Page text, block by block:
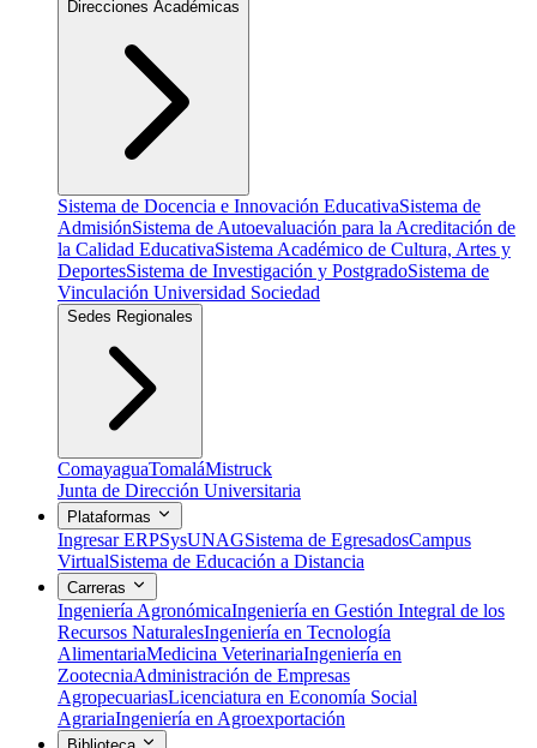
Direcciones Académicas
Sistema de Docencia e Innovación EducativaSistema de
AdmisiónSistema de Autoevaluación para la Acreditación de
la Calidad EducativaSistema Académico de Cultura, Artes y
DeportesSistema de Investigación y PostgradoSistema de
Vinculación Universidad Sociedad
Sedes Regionales
ComayaguaTomaláMistruck
Junta de Dirección Universitaria
Plataformas
Ingresar ERPSysUNAGSistema de EgresadosCampus
VirtualSistema de Educación a Distancia
Carreras
Ingeniería AgronómicaIngeniería en Gestión Integral de los
Recursos NaturalesIngeniería en Tecnología
AlimentariaMedicina VeterinariaIngeniería en
ZootecniaAdministración de Empresas
AgropecuariasLicenciatura en Economía Social
AgrariaIngeniería en Agroexportación